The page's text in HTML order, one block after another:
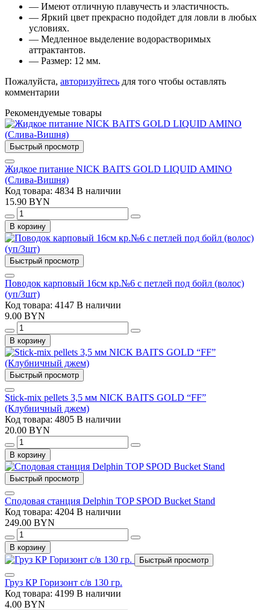
— Имеют отличную плавучесть и эластичность.
— Яркий цвет прекрасно подойдет для ловли в любых
условиях.
— Медленное выделение водорастворимых
аттрактантов.
— Размер: 12 мм.
Пожалуйста, авторизуйтесь для того чтобы оставлять
комментарии
Рекомендуемые товары
Быстрый просмотр
Жидкое питание NICK BAITS GOLD LIQUID AMINO
(Слива-Вишня)
Код товара: 4834 В наличии
15.90 BYN
В корзину
Быстрый просмотр
Поводок карповый 16см кр.№6 с петлей под бойл (волос)
(уп/3шт)
Код товара: 4147 В наличии
9.00 BYN
В корзину
Быстрый просмотр
Stick-mix pellets 3,5 мм NICK BAITS GOLD “FF”
(Клубничный джем)
Код товара: 4805 В наличии
20.00 BYN
В корзину
Быстрый просмотр
Сподовая станция Delphin TOP SPOD Bucket Stand
Код товара: 4204 В наличии
249.00 BYN
В корзину
Быстрый просмотр
Груз КР Горизонт с/в 130 гр.
Код товара: 4199 В наличии
4.00 BYN